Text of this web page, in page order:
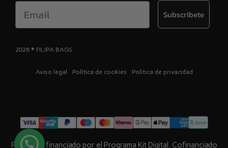
Email Subscríbete
2026 ® FILIPA BAGS
Aviso legal Política de cookies Política de privacidad
Proyecto financiado por el Programa Kit Digital. Cofinanciado